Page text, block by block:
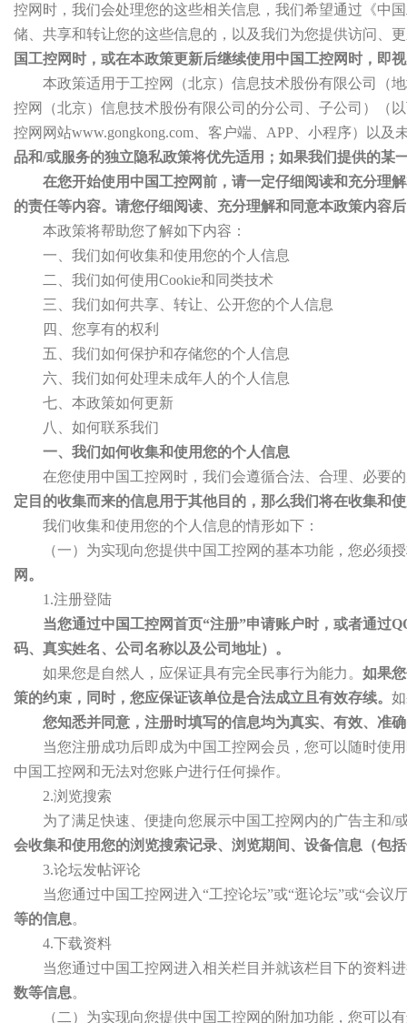
控网时，我们会处理您的这些相关信息，我们希望通过《中
储、共享和转让您的这些信息的，以及我们为您提供访问、
国工控网时，或在本政策更新后继续使用中国工控网时，即
本政策适用于工控网（北京）信息技术股份有限公司（
控网（北京）信息技术股份有限公司的分公司、子公司）（
控网网站www.gongkong.com、客户端、APP、小程序）以
品和/或服务的独立隐私政策将优先适用；如果我们提供的某
在您开始使用中国工控网前，请一定仔细阅读和充分理
的责任等内容。请您仔细阅读、充分理解和同意本政策内容
本政策将帮助您了解如下内容：
一、我们如何收集和使用您的个人信息
二、我们如何使用Cookie和同类技术
三、我们如何共享、转让、公开您的个人信息
四、您享有的权利
五、我们如何保护和存储您的个人信息
六、我们如何处理未成年人的个人信息
七、本政策如何更新
八、如何联系我们
一、我们如何收集和使用您的个人信息
在您使用中国工控网时，我们会遵循合法、合理、必要
定目的收集而来的信息用于其他目的，那么我们将在收集和
我们收集和使用您的个人信息的情形如下：
（一）为实现向您提供中国工控网的基本功能，您必须
网。
1.注册登陆
当您通过中国工控网首页“注册”申请账户时，或者通过
码、真实姓名、公司名称以及公司地址）。
如果您是自然人，应保证具有完全民事行为能力。 如果
策的约束，同时，您应保证该单位是合法成立且有效存续。
您知悉并同意，注册时填写的信息均为真实、有效、准
当您注册成功后即成为中国工控网会员，您可以随时使用
中国工控网和无法对您账户进行任何操作。
2.浏览搜索
为了满足快速、便捷向您展示中国工控网内的广告主和/
会收集和使用您的浏览搜索记录、浏览期间、设备信息（包
3.论坛发帖评论
当您通过中国工控网进入“工控论坛”或“逛论坛”或“会议
等的信息。
4.下载资料
当您通过中国工控网进入相关栏目并就该栏目下的资料
数等信息。
（二）为实现向您提供中国工控网的附加功能，您可以